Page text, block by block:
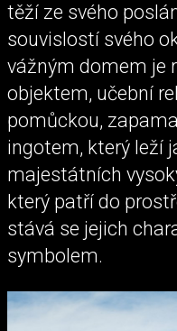
těží ze svého
souvislostí svého
vážným domem je
objektem, učební
pomůckou,
ingotem, který leží
majestátních
který patří do
stává se jejich
symbolem.